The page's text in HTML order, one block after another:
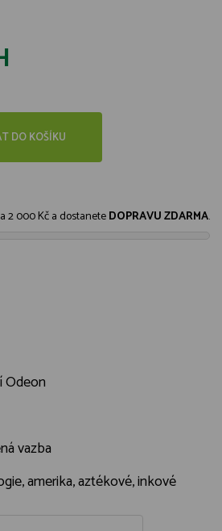
DO KOŠÍKU
2 000 Kča dostaneteDOPRAVU ZDARMA.
Odeon
vazba
amerika, aztékové, inkové